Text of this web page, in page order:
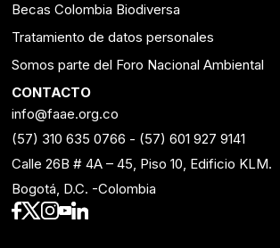
Becas Colombia Biodiversa
Tratamiento de datos personales
Somos parte del Foro Nacional Ambiental
CONTACTO
info@faae.org.co
(57) 310 635 0766 - (57) 601 927 9141
Calle 26B # 4A – 45, Piso 10, Edificio KLM.
Bogotá, D.C. -Colombia